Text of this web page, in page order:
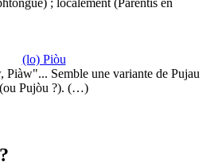
; localement (Parentis en
(lo) Piòu
Semble une variante de Pujau
(ou Pujòu ?). (…)